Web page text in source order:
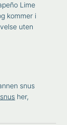
Lime
kommer i
uten
snus
her,